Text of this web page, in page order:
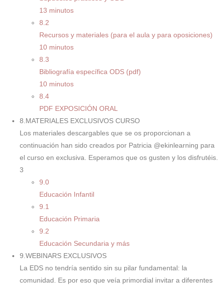
13 minutos
8.2
Recursos y materiales (para el aula y para oposiciones)
10 minutos
8.3
Bibliografía específica ODS (pdf)
10 minutos
8.4
PDF EXPOSICIÓN ORAL
8.MATERIALES EXCLUSIVOS CURSO
Los materiales descargables que se os proporcionan a
continuación han sido creados por Patricia @ekinlearning para
el curso en exclusiva. Esperamos que os gusten y los disfrutéis.
3
9.0
Educación Infantil
9.1
Educación Primaria
9.2
Educación Secundaria y más
9.WEBINARS EXCLUSIVOS
La EDS no tendría sentido sin su pilar fundamental: la
comunidad. Es por eso que veía primordial invitar a diferentes